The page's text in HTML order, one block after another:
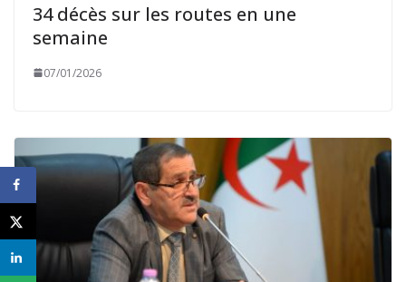
34 décès sur les routes en une
semaine
07/01/2026